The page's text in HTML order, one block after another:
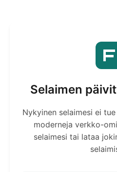
Selaimen
Nykyinen selaimesi ei
moderneja verkko-
selaimesi tai lataa